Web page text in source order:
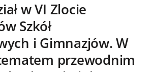
w VI Zlocie
Szkół
i Gimnazjów. W
przewodnim